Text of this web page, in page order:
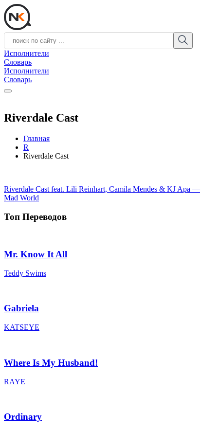
Исполнители
Словарь
Исполнители
Словарь
Riverdale Cast
Главная
R
Riverdale Cast
Riverdale Cast feat. Lili Reinhart, Camila Mendes & KJ Apa —
Mad World
Топ Переводов
Mr. Know It All
Teddy Swims
Gabriela
KATSEYE
Where Is My Husband!
RAYE
Ordinary